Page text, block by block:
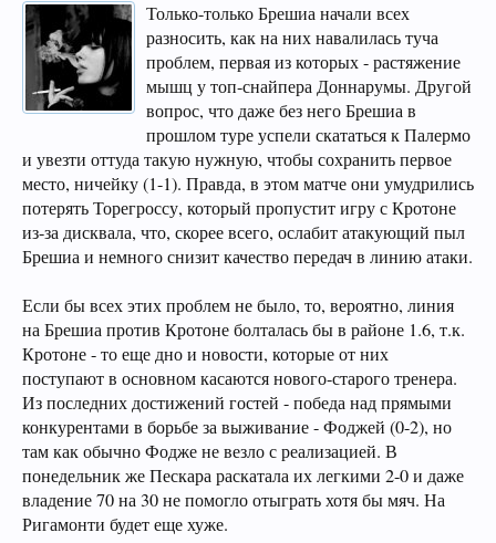
Только-только Брешиа начали всех
разносить, как на них навалилась туча
проблем, первая из которых - растяжение
мышц у топ-снайпера Доннарумы. Другой
вопрос, что даже без него Брешиа в
прошлом туре успели скататься к Палермо
и увезти оттуда такую нужную, чтобы сохранить первое
место, ничейку (1-1). Правда, в этом матче они умудрились
потерять Торегроссу, который пропустит игру с Кротоне
из-за дисквала, что, скорее всего, ослабит атакующий пыл
Брешиа и немного снизит качество передач в линию атаки.
Если бы всех этих проблем не было, то, вероятно, линия
на Брешиа против Кротоне болталась бы в районе 1.6, т.к.
Кротоне - то еще дно и новости, которые от них
поступают в основном касаются нового-старого тренера.
Из последних достижений гостей - победа над прямыми
конкурентами в борьбе за выживание - Фоджей (0-2), но
там как обычно Фодже не везло с реализацией. В
понедельник же Пескара раскатала их легкими 2-0 и даже
владение 70 на 30 не помогло отыграть хотя бы мяч. На
Ригамонти будет еще хуже.